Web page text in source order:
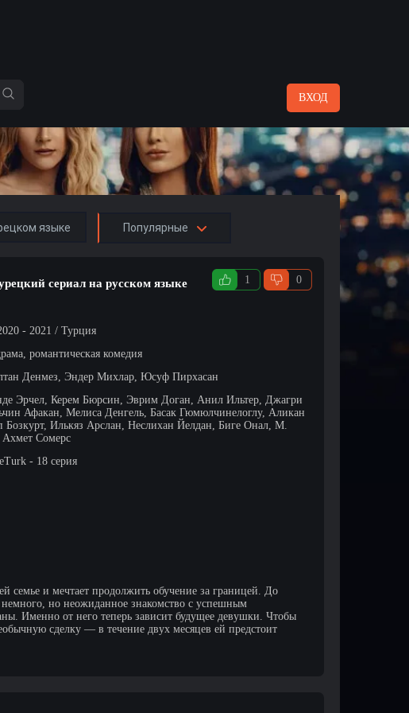
ВХОД
языке Популярные
сериал на русском языке 1 0
- 2021 / Турция
романтическая комедия
Денмез, Эндер Михлар, Юсуф Пирхасан
Эрчел, Керем Бюрсин, Эврим Доган, Анил Ильтер, Джагри
Афакан, Мелиса Денгель, Басак Гюмюлчинелоглу, Аликан
Бозкурт, Илькяз Арслан, Неслихан Йелдан, Биге Онал, М.
Ахмет Сомерс
- 18 серия
семье и мечтает продолжить обучение за границей. До
немного, но неожиданное знакомство с успешным
Именно от него теперь зависит будущее девушки. Чтобы
сделку — в течение двух месяцев ей предстоит